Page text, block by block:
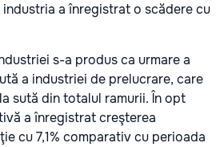
a înregistrat o scădere cu
s-a produs ca urmare a
a industriei de prelucrare, care
sută din totalul ramurii. În opt
a înregistrat creşterea
cu 7,1% comparativ cu perioada